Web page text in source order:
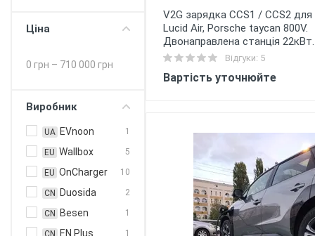
Ціна
0 грн – 710 000 грн
Виробник
UA EVnoon 1
EU Wallbox 5
EU OnCharger 10
CN Duosida 2
CN Besen 1
CN EN Plus 1
V2G зарядка CCS1 / CCS2 для
Lucid Air, Porsche taycan 800V.
Двонаправлена станція 22кВт.
Відгуки: 5
Вартість уточнюйте